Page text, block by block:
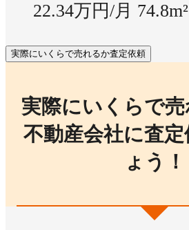
22.34万円/月 74.8m²
実際にいくらで売れるか査定依頼
実際にいくらで
不動産会社に査
ょう！